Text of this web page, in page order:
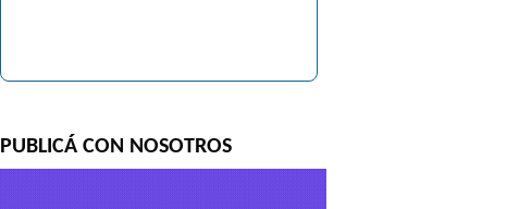
PUBLICÁ CON NOSOTROS